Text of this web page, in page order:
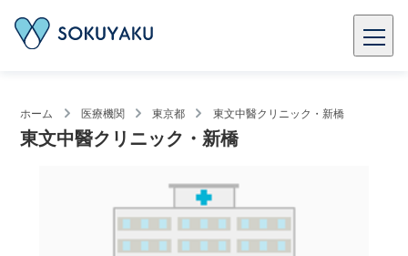
ホーム 医療機関 東京都 東文中醫クリニック・新橋
東文中醫クリニック・新橋